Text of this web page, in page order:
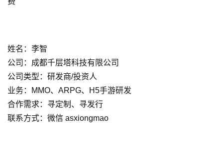
届
金
茶
奖
姓名：李智
公司：成都千层塔科技有限公司
公司类型：研发商/投资人
业务：MMO、ARPG、H5手游研发
合作需求：寻定制、寻发行
联系方式：微信 asxiongmao